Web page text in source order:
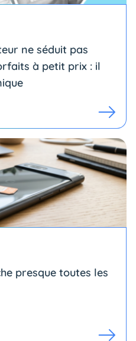
ne séduit pas
à petit prix : il
presque toutes les